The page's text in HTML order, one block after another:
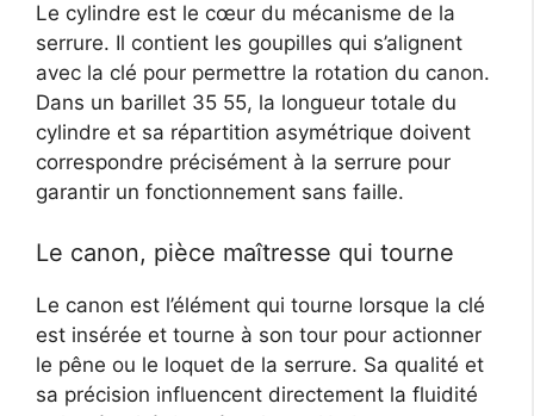
Le cylindre est le cœur du mécanisme de la
serrure. Il contient les goupilles qui s’alignent
avec la clé pour permettre la rotation du canon.
Dans un barillet 35 55, la longueur totale du
cylindre et sa répartition asymétrique doivent
correspondre précisément à la serrure pour
garantir un fonctionnement sans faille.
Le canon, pièce maîtresse qui tourne
Le canon est l’élément qui tourne lorsque la clé
est insérée et tourne à son tour pour actionner
le pêne ou le loquet de la serrure. Sa qualité et
sa précision influencent directement la fluidité